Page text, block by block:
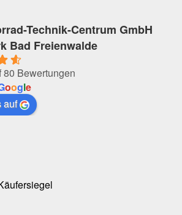
Technik-Centrum GmbH
Bad Freienwalde
80 Bewertungen
oogle
auf